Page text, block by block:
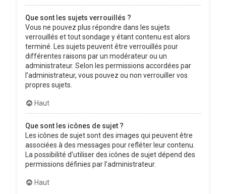
Que sont les sujets verrouillés ?
Vous ne pouvez plus répondre dans les sujets
verrouillés et tout sondage y étant contenu est alors
terminé. Les sujets peuvent être verrouillés pour
différentes raisons par un modérateur ou un
administrateur. Selon les permissions accordées par
l’administrateur, vous pouvez ou non verrouiller vos
propres sujets.
Haut
Que sont les icônes de sujet ?
Les icônes de sujet sont des images qui peuvent être
associées à des messages pour refléter leur contenu.
La possibilité d’utiliser des icônes de sujet dépend des
permissions définies par l’administrateur.
Haut